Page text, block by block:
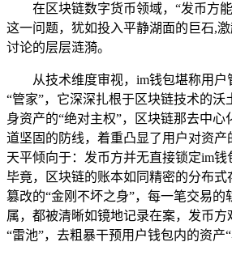
在区块链数字货币领域，“发币方
这一问题，犹如投入平静湖面的巨石,
讨论的层层涟漪。
从技术维度审视，im钱包堪称用
“管家”，它深深扎根于区块链技术的沃
身资产的“绝对主权”，区块链那去中
道坚固的防线，着重凸显了用户对资产
天平倾向于：发币方并无直接锁定im钱
毕竟，区块链的账本如同精密的分布
篡改的“金刚不坏之身”，每一笔交易的
属，都被清晰如镜地记录在案，发币
“雷池”，去粗暴干预用户钱包内的资产“